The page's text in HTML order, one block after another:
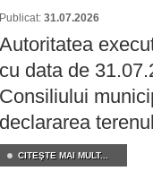
Publicat: 31.07.2026
Autoritatea
cu data de
Consiliului
declararea
CITEŞTE MAI MULT...